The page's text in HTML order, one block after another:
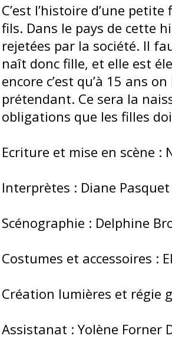
C’est l’histoire d’une
fils. Dans le pays de cette
rejetées par la société. Il
naît donc fille, et elle est
encore c’est qu’à 15 ans
prétendant. Ce sera la
obligations que les filles
Ecriture et mise en scène :
Interprètes : Diane
Scénographie : Delphine
Costumes et accessoires :
Création lumières et régie
Assistanat : Yolène Forner